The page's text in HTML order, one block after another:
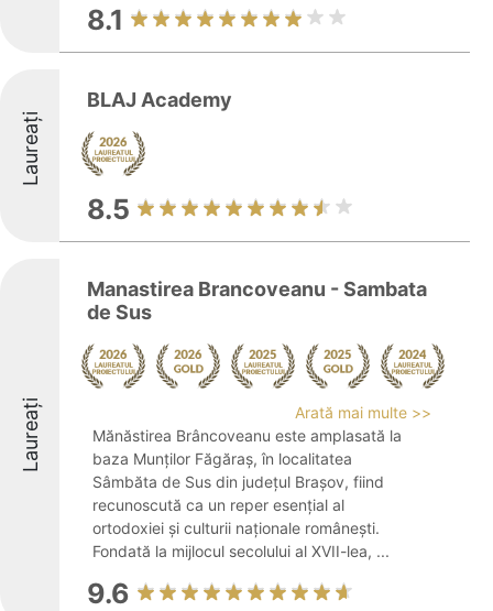
8.1
Laureați
BLAJ Academy
8.5
Laureați
Manastirea Brancoveanu - Sambata
de Sus
Arată mai multe >>
Mănăstirea Brâncoveanu este amplasată la
baza Munților Făgăraș, în localitatea
Sâmbăta de Sus din județul Brașov, fiind
recunoscută ca un reper esențial al
ortodoxiei și culturii naționale românești.
Fondată la mijlocul secolului al XVII-lea, ...
9.6